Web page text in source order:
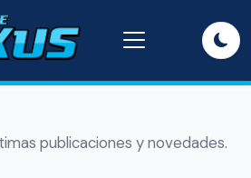
publicaciones y novedades.